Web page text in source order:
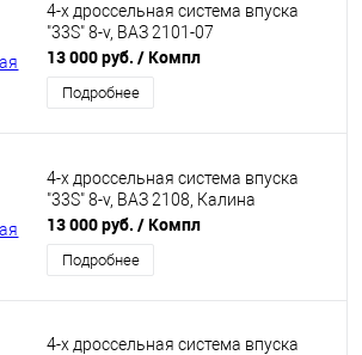
4-х дроссельная система впуска
"33S" 8-v, ВАЗ 2101-07
13 000 руб. / Компл
Подробнее
4-х дроссельная система впуска
"33S" 8-v, ВАЗ 2108, Калина
13 000 руб. / Компл
Подробнее
4-х дроссельная система впуска